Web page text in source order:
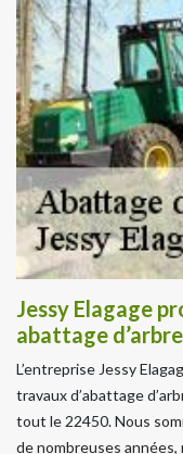
Jessy Elagage
abattage
L’entreprise Jessy
travaux d’abattage
tout le 22450. Nous
de nombreuses